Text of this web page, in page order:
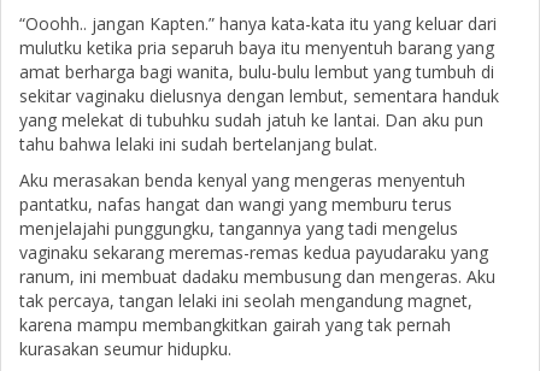
“Ooohh.. jangan Kapten.” hanya kata-kata itu yang keluar dari
mulutku ketika pria separuh baya itu menyentuh barang yang
amat berharga bagi wanita, bulu-bulu lembut yang tumbuh di
sekitar vaginaku dielusnya dengan lembut, sementara handuk
yang melekat di tubuhku sudah jatuh ke lantai. Dan aku pun
tahu bahwa lelaki ini sudah bertelanjang bulat.
Aku merasakan benda kenyal yang mengeras menyentuh
pantatku, nafas hangat dan wangi yang memburu terus
menjelajahi punggungku, tangannya yang tadi mengelus
vaginaku sekarang meremas-remas kedua payudaraku yang
ranum, ini membuat dadaku membusung dan mengeras. Aku
tak percaya, tangan lelaki ini seolah mengandung magnet,
karena mampu membangkitkan gairah yang tak pernah
kurasakan seumur hidupku.